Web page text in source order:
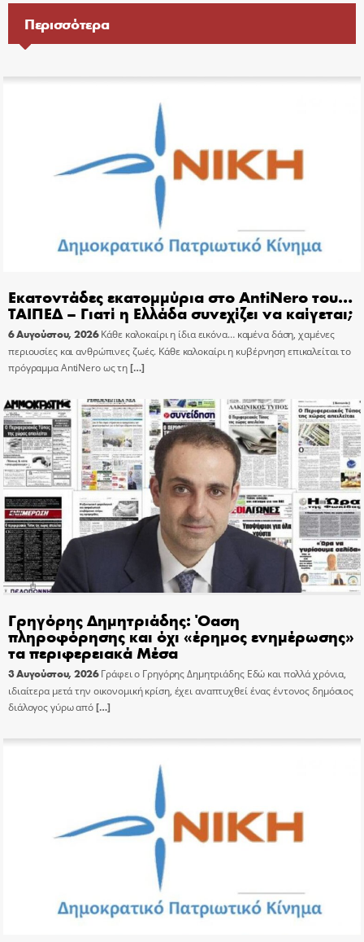
Περισσότερα
Εκατοντάδες εκατομμύρια στο AntiNero του…
ΤΑΙΠΕΔ – Γιατί η Ελλάδα συνεχίζει να καίγεται;
6 Αυγούστου, 2026 Κάθε καλοκαίρι η ίδια εικόνα… καμένα δάση, χαμένες
περιουσίες και ανθρώπινες ζωές. Κάθε καλοκαίρι η κυβέρνηση επικαλείται το
πρόγραμμα AntiNero ως τη[…]
Γρηγόρης Δημητριάδης: Όαση
πληροφόρησης και όχι «έρημος ενημέρωσης»
τα περιφερειακά Μέσα
3 Αυγούστου, 2026 Γράφει ο Γρηγόρης Δημητριάδης Εδώ και πολλά χρόνια,
ιδιαίτερα μετά την οικονομική κρίση, έχει αναπτυχθεί ένας έντονος δημόσιος
διάλογος γύρω από[…]